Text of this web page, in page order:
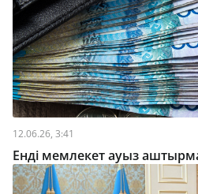
12.06.26, 3:41
Енді мемлекет ауыз